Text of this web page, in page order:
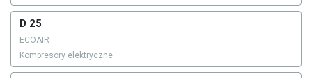
D 25
ECOAIR
Kompresory elektryczne